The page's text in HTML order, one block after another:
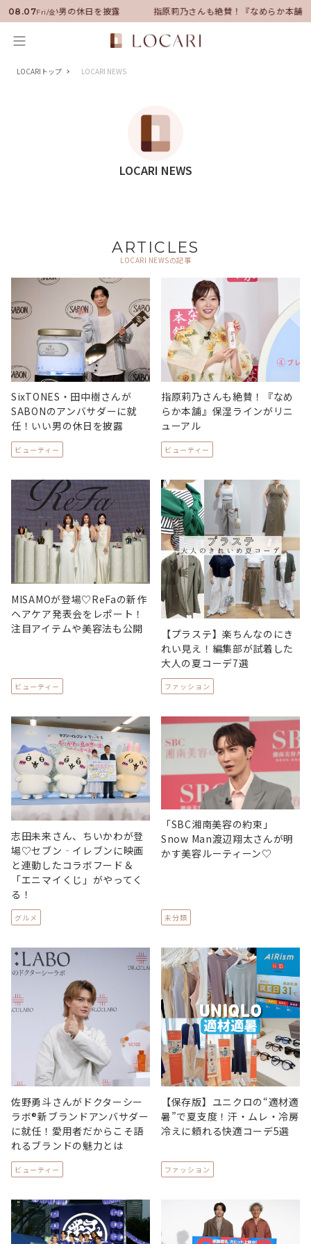
08.07Fri/金
就任！いい男の休日を披露 指原莉乃さんも絶賛！『なめらか本舗
LOCARIトップ LOCARI NEWS
LOCARI NEWS
ARTICLES
LOCARI NEWSの記事
SixTONES・田中樹さんが
SABONのアンバサダーに就
任！いい男の休日を披露
ビューティー
指原莉乃さんも絶賛！『なめ
らか本舗』保湿ラインがリニ
ューアル
ビューティー
MISAMOが登場♡ReFaの新作
ヘアケア発表会をレポート！
注目アイテムや美容法も公開
ビューティー
【プラステ】楽ちんなのにき
れい見え！編集部が試着した
大人の夏コーデ7選
ファッション
志田未来さん、ちいかわが登
場♡セブン‐イレブンに映画
と連動したコラボフード＆
「エニマイくじ」がやってく
る！
グルメ
「SBC湘南美容の約束」
Snow Man渡辺翔太さんが明
かす美容ルーティーン♡
未分類
佐野勇斗さんがドクターシー
ラボ®新ブランドアンバサダー
に就任！愛用者だからこそ語
れるブランドの魅力とは
ビューティー
【保存版】ユニクロの“適材適
暑”で夏支度！汗・ムレ・冷房
冷えに頼れる快適コーデ5選
ファッション